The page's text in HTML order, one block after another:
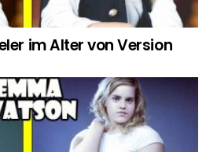
im Alter von Version